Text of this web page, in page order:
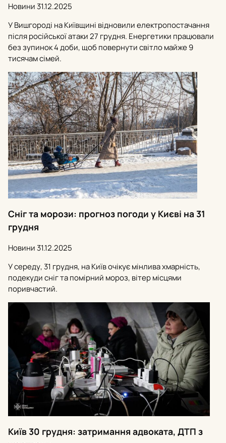
Новини 31.12.2025
У Вишгороді на Київщині відновили електропостачання
після російської атаки 27 грудня. Енергетики працювали
без зупинок 4 доби, щоб повернути світло майже 9
тисячам сімей.
Сніг та морози: прогноз погоди у Києві на 31
грудня
Новини 31.12.2025
У середу, 31 грудня, на Київ очікує мінлива хмарність,
подекуди сніг та помірний мороз, вітер місцями
поривчастий.
Київ 30 грудня: затримання адвоката, ДТП з